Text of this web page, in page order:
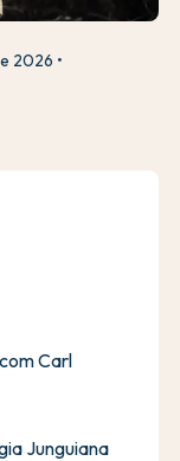
2026
Carl
Junguiana